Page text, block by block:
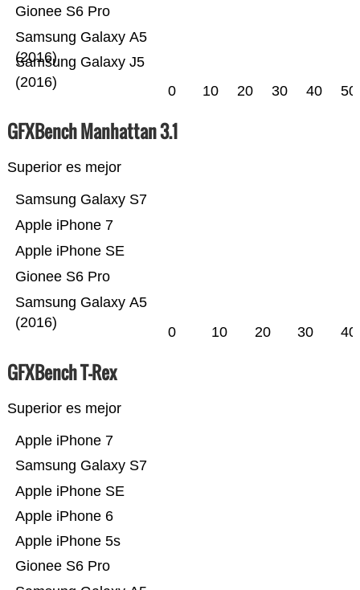
Samsung Galaxy J5
(2016)
Samsung Galaxy A5
(2016)
Gionee S6 Pro
0 10 20 30 40 50
GFXBench Manhattan 3.1
Superior es mejor
Samsung Galaxy A5
(2016)
Gionee S6 Pro
Apple iPhone SE
Apple iPhone 7
Samsung Galaxy S7
0 10 20 30 40
GFXBench T-Rex
Superior es mejor
Gionee S6 Pro
Apple iPhone 5s
Apple iPhone 6
Apple iPhone SE
Samsung Galaxy S7
Apple iPhone 7